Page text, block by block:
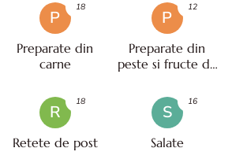
P
Preparate din
carne
18
P
Preparate din
peste si fructe de
12
R
Retete de post
18
S
Salate
16